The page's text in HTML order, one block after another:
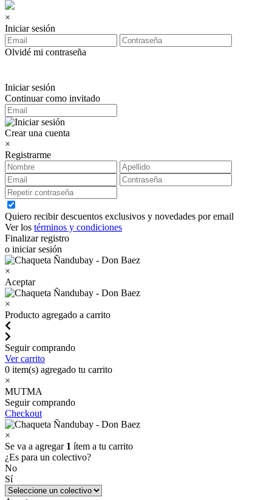
×
Iniciar sesión
Olvidé mi contraseña
Iniciar sesión
Continuar como invitado
Crear una cuenta
×
Registrarme
Quiero recibir descuentos exclusivos y novedades por email
Ver los términos y condiciones
Finalizar registro
o iniciar sesión
×
Aceptar
×
Producto agregado a carrito
Seguir comprando
Ver carrito
0 item(s) agregado tu carrito
×
MUTMA
Seguir comprando
Checkout
×
Se va a agregar 1 ítem a tu carrito
¿Es para un colectivo?
No
Sí